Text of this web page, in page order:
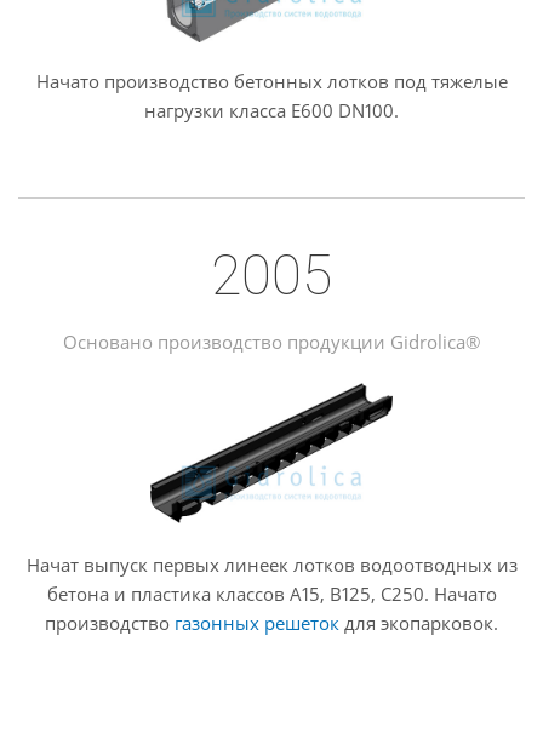
Начато производство бетонных лотков под тяжелые
нагрузки класса E600 DN100.
2005
Основано производство продукции Gidrolica®
Начат выпуск первых линеек лотков водоотводных из
бетона и пластика классов А15, В125, С250. Начато
производство газонных решеток для экопарковок.